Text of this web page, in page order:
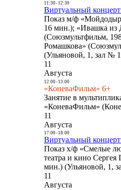
11:30- 12:30
Виртуальный
Показ м/ф
16 мин.); «Ивашка из
(Союзмультфильм,
Ромашкова»
(Ульяновой, 1, зал №
11
Августа
12:00- 13:00
«КоневаФильм» 6+
Занятие в
«КоневаФильм»
11
Августа
17:00- 18:00
Виртуальный
Показ х/ф «Смелые
театра и кино
мин.) (Ульяновой, 1,
11
Августа